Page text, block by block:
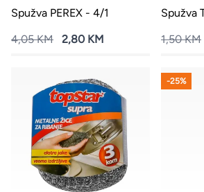
Spužva PEREX - 4/1
4,05 KM
2,80 KM
Spužva
1,50 KM
-25%